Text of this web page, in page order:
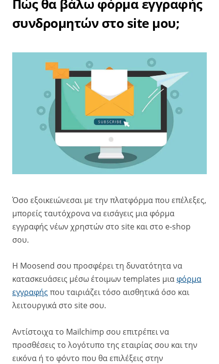
Πώς θα βάλω φόρμα εγγραφής
συνδρομητών στο site μου;
Όσο εξοικειώνεσαι με την πλατφόρμα που επέλεξες,
μπορείς ταυτόχρονα να εισάγεις μια φόρμα
εγγραφής νέων χρηστών στο site και στο e-shop
σου.
Η Μoosend σου προσφέρει τη δυνατότητα να
κατασκευάσεις μέσω έτοιμων templates μια φόρμα
εγγραφήςπου ταιριάζει τόσο αισθητικά όσο και
λειτουργικά στο site σου.
Αντίστοιχα το Mailchimp σου επιτρέπει να
προσθέσεις το λογότυπο της εταιρίας σου και την
εικόνα ή το φόντο που θα επιλέξεις στην